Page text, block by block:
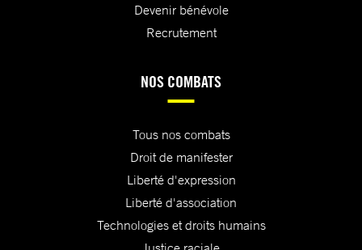
Devenir bénévole
Recrutement
NOS COMBATS
Tous nos combats
Droit de manifester
Liberté d'expression
Liberté d'association
Technologies et droits humains